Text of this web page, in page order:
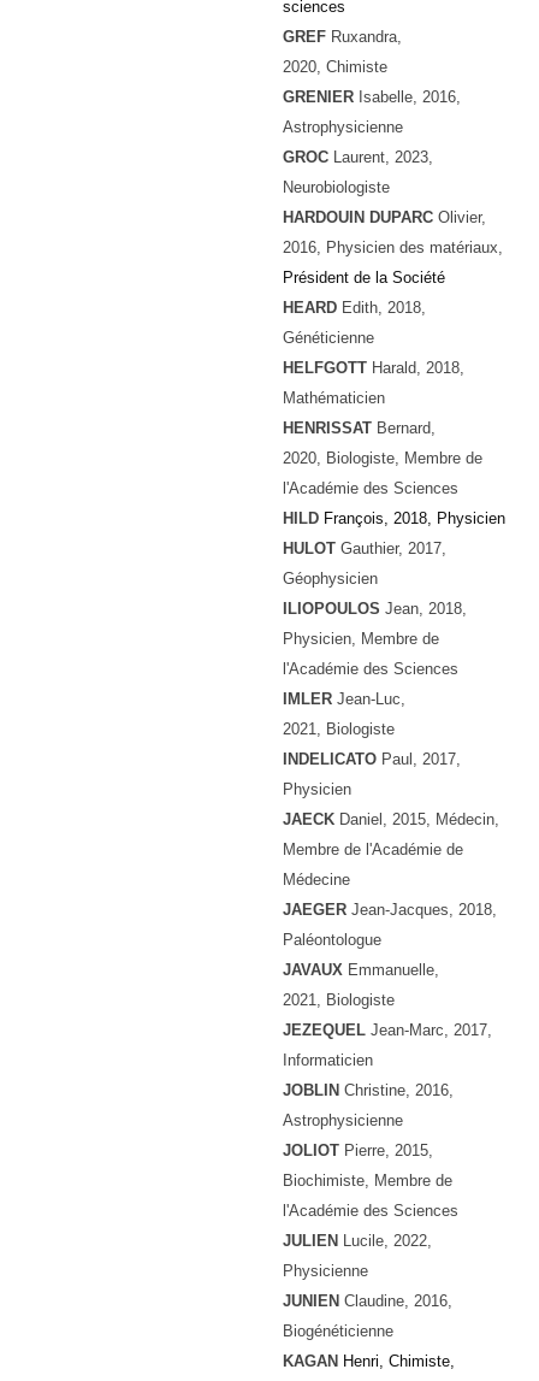
sciences
GREF Ruxandra,
2020, Chimiste
GRENIER Isabelle, 2016,
Astrophysicienne
GROC Laurent, 2023,
Neurobiologiste
HARDOUIN DUPARC Olivier,
2016, Physicien des matériaux,
Président de la Société
HEARD Edith, 2018,
Généticienne
HELFGOTT Harald, 2018,
Mathématicien
HENRISSAT Bernard,
2020, Biologiste, Membre de
l'Académie des Sciences
HILD François, 2018, Physicien
HULOT Gauthier, 2017,
Géophysicien
ILIOPOULOS Jean, 2018,
Physicien, Membre de
l'Académie des Sciences
IMLER Jean-Luc,
2021, Biologiste
INDELICATO Paul , 2017,
Physicien
JAECK Daniel, 2015, Médecin,
Membre de l'Académie de
Médecine
JAEGER Jean-Jacques, 2018,
Paléontologue
JAVAUX Emmanuelle,
2021, Biologiste
JEZEQUEL Jean-Marc, 2017,
Informaticien
JOBLIN Christine, 2016,
Astrophysicienne
JOLIOT Pierre, 2015,
Biochimiste, Membre de
l'Académie des Sciences
JULIEN Lucile, 2022,
Physicienne
JUNIEN Claudine, 2016,
Biogénéticienne
KAGAN Henri, Chimiste,